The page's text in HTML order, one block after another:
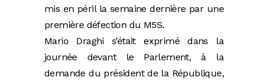
mis en péril la semaine dernière par une
première défection du M5S.
Mario Draghi s’était exprimé dans la
journée devant le Parlement, à la
demande du président de la République,